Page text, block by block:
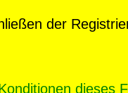
der
dieses